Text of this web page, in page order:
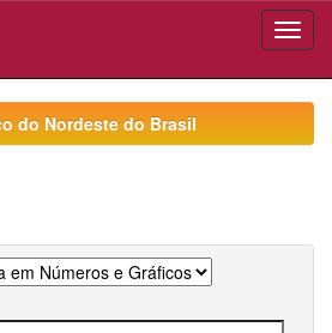
do Nordeste do Brasil